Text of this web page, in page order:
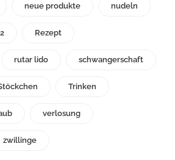
neue produkte nudeln
Rezept
rutar lido schwangerschaft
Trinken
verlosung
zwillinge